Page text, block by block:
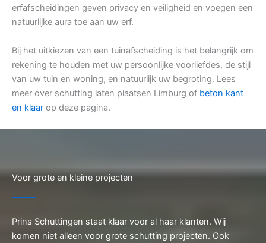
erfafscheidingen geven privacy en veiligheid en voegen een
natuurlijke aura toe aan uw erf.
Bij het uitkiezen van een tuinafscheiding is het belangrijk om
rekening te houden met uw persoonlijke voorliefdes, de stijl
van uw tuin en woning, en natuurlijk uw begroting. Lees
meer over schutting laten plaatsen Limburg of beton kant
en klaar op deze pagina.
Voor grote en kleine projecten
Prins Schuttingen staat klaar voor al haar klanten. Wij
komen niet alleen voor grote schutting projecten. Ook